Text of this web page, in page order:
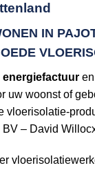
IN
energiefactuur
uw woonst of
vloerisolatie-
– David